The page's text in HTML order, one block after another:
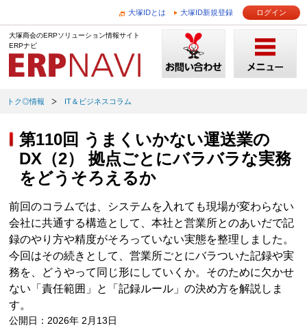
大塚IDとは 大塚ID新規登録 ログイン
大塚商会のERPソリューション情報サイト
ERPナビ
トク◎情報 IT＆ビジネスコラム
第110回 うまくいかない運送業の
DX（2） 拠点ごとにバラバラな実務
をどうそろえるか
前回のコラムでは、システムを入れても現場が変わらない
会社に共通する構造として、本社と営業所とのあいだで記
録のやり方や精度がそろっていない実態を整理しました。
今回はその続きとして、営業所ごとにバラついた記録や実
務を、どうやって同じ形にしていくか。そのために欠かせ
ない「責任範囲」と「記録ルール」の決め方を解説しま
す。
公開日：2026年 2月13日